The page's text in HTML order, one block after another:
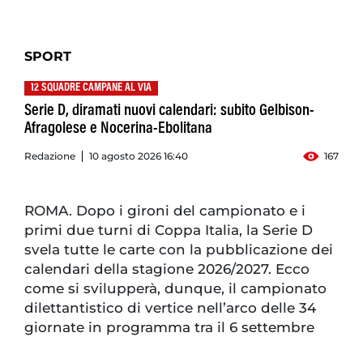
SPORT
12 SQUADRE CAMPANE AL VIA
Serie D, diramati nuovi calendari: subito Gelbison-
Afragolese e Nocerina-Ebolitana
Redazione 10 agosto 2026 16:40 167
ROMA. Dopo i gironi del campionato e i
primi due turni di Coppa Italia, la Serie D
svela tutte le carte con la pubblicazione dei
calendari della stagione 2026/2027. Ecco
come si svilupperà, dunque, il campionato
dilettantistico di vertice nell’arco delle 34
giornate in programma tra il 6 settembre